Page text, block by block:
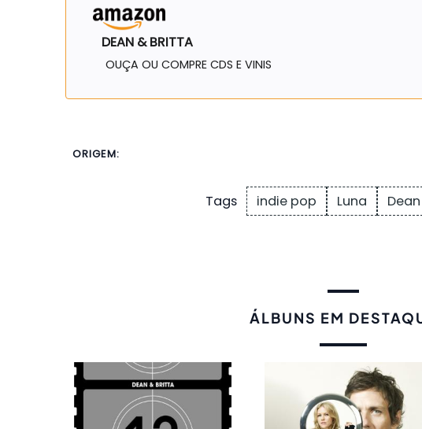
DEAN & BRITTA
OUÇA OU COMPRE CDS E VINIS
ORIGEM:
Tags indie pop Luna
ÁLBUNS EM